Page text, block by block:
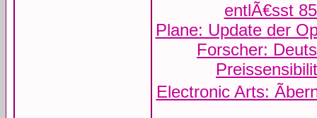
entlÃ€sst
Plane: Update der
Forscher:
Electronic Arts: